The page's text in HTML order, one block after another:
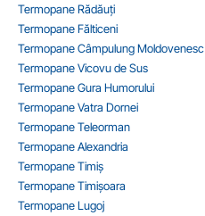
Termopane Rădăuți
Termopane Fălticeni
Termopane Câmpulung Moldovenesc
Termopane Vicovu de Sus
Termopane Gura Humorului
Termopane Vatra Dornei
Termopane Teleorman
Termopane Alexandria
Termopane Timiș
Termopane Timișoara
Termopane Lugoj